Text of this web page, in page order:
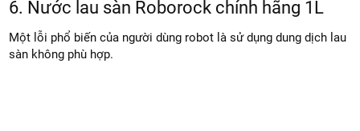
✔ Dock sạch hơn
✔ Giảm công bảo dưỡng
✔ Tiện lợi hơn cho người dùng bận rộn